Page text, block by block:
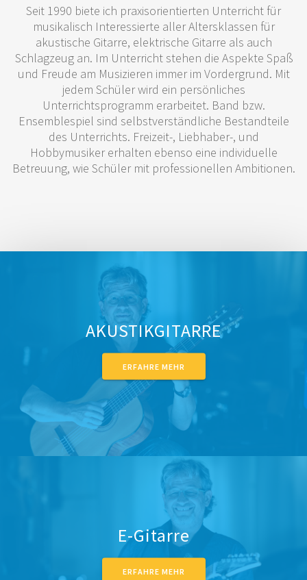
Seit 1990 biete ich praxisorientierten Unterricht für
musikalisch Interessierte aller Altersklassen für
akustische Gitarre, elektrische Gitarre als auch
Schlagzeug an. Im Unterricht stehen die Aspekte Spaß
und Freude am Musizieren immer im Vordergrund. Mit
jedem Schüler wird ein persönliches
Unterrichtsprogramm erarbeitet. Band bzw.
Ensemblespiel sind selbstverständliche Bestandteile
des Unterrichts. Freizeit-, Liebhaber-, und
Hobbymusiker erhalten ebenso eine individuelle
Betreuung, wie Schüler mit professionellen Ambitionen.
AKUSTIKGITARRE
ERFAHRE MEHR
E-Gitarre
ERFAHRE MEHR